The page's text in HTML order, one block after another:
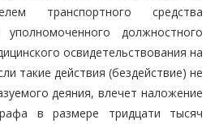
транспортного средства
уполномоченного должностного
освидетельствования на
такие действия (бездействие) не
деяния, влечет наложение
в размере тридцати тысяч